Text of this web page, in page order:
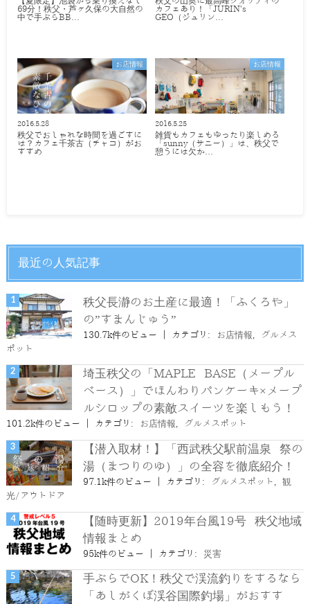
69分！秩父・芦ヶ久保の大自然の
中で手ぶらBB…
カフェあり！「JURIN's
GEO（ジュリン…
お店情報
2016.5.28
秩父でおしゃれな時間を過ごすに
は？カフェ千茶古（チャコ）がお
すすめ
お店情報
2016.5.25
雑貨もカフェもゆったり楽しめる
「sunny（サニー）」は、秩父で
憩うには欠か…
最近の人気記事
秩父長瀞のお土産に最適！「ふくろや」
の”すまんじゅう”
130.7k件のビュー カテゴリ: お店情報
グルメス
ポット
埼玉秩父の「MAPLE BASE（メープル
ベース）」でほんわりパンケーキ×メープ
ルシロップの素敵スイーツを楽しもう！
101.2k件のビュー カテゴリ: お店情報, グルメスポット
【潜入取材！】「西武秩父駅前温泉 祭の
湯（まつりのゆ）」の全容を徹底紹介！
97.1k件のビュー カテゴリ: グルメスポット , 観
光/アウトドア
【随時更新】2019年台風19号 秩父地域
情報まとめ
95k件のビュー カテゴリ: 災害
手ぶらでOK！秩父で渓流釣りをするなら
「あしがくぼ渓谷国際釣場」がおすす